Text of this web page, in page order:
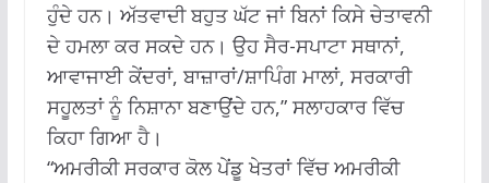
ਹੁੰਦੇ ਹਨ। ਅੱਤਵਾਦੀ ਬਹੁਤ ਘੱਟ ਜਾਂ ਬਿਨਾਂ ਕਿਸੇ ਚੇਤਾਵਨੀ
ਦੇ ਹਮਲਾ ਕਰ ਸਕਦੇ ਹਨ। ਉਹ ਸੈਰ-ਸਪਾਟਾ ਸਥਾਨਾਂ,
ਆਵਾਜਾਈ ਕੇਂਦਰਾਂ, ਬਾਜ਼ਾਰਾਂ/ਸ਼ਾਪਿੰਗ ਮਾਲਾਂ, ਸਰਕਾਰੀ
ਸਹੂਲਤਾਂ ਨੂੰ ਨਿਸ਼ਾਨਾ ਬਣਾਉਂਦੇ ਹਨ,” ਸਲਾਹਕਾਰ ਵਿੱਚ
ਕਿਹਾ ਗਿਆ ਹੈ।
“ਅਮਰੀਕੀ ਸਰਕਾਰ ਕੋਲ ਪੇਂਡੂ ਖੇਤਰਾਂ ਵਿੱਚ ਅਮਰੀਕੀ